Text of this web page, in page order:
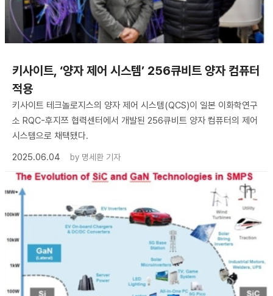
키사이트, ‘양자 제어 시스템’ 256큐비트 양자 컴퓨터
적용
키사이트 테크놀로지스의 양자 제어 시스템(QCS)이 일본 이화학연구
소 RQC-후지쯔 협력센터에서 개발된 256큐비트 양자 컴퓨터의 제어
시스템으로 채택됐다.
2025.06.04
by 명세환 기자